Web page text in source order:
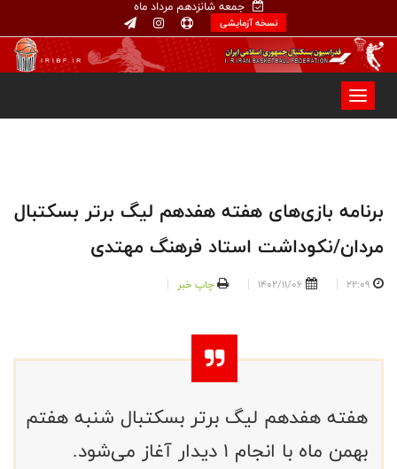
جمعه شانزدهم مرداد ماه
نسخه آزمایشی
برنامه بازی‌های هفته هفدهم لیگ برتر بسکتبال
مردان/نکوداشت استاد فرهنگ مهتدی
22:09
1402/11/06 چاپ خبر
هفته هفدهم لیگ برتر بسکتبال شنبه هفتم
بهمن ماه با انجام ۱ دیدار آغاز می‌شود.